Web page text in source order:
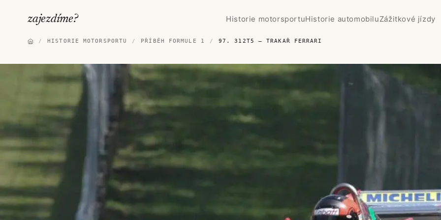
zajezdíme? Historie motorsportuHistorie automobiluZážitkové jízdy
/ HISTORIE MOTORSPORTU / PŘÍBĚH FORMULE 1 / 97. 312T5 – TRAKAŘ FERRARI